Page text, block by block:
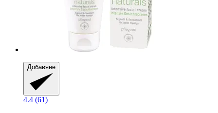
Добавяне
4.4 (61)